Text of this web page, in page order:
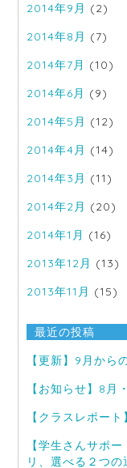
2014年9月 (2)
2014年8月 (7)
2014年7月 (10)
2014年6月 (9)
2014年5月 (12)
2014年4月 (14)
2014年3月 (11)
2014年2月 (20)
2014年1月 (16)
2013年12月 (13)
2013年11月 (15)
最近の投稿
【更新】9月から
【お知らせ】8月
【クラスレポー
【学生さんサポ
リ、選べる２つの